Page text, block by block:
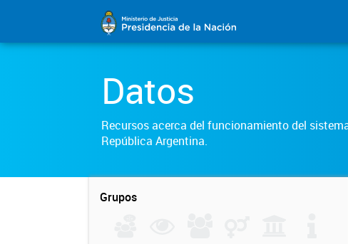
Datos
Recursos acerca del funcionamiento del
República Argentina.
Grupos